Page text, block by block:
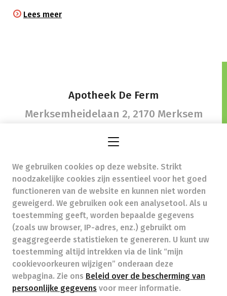
Lees meer
Apotheek De Ferm
Merksemheidelaan 2, 2170 Merksem
info@apotheekdeferm.be - Ondernemingsnummer
(BTW nr.) (BE)0433351062
Beroepstitel: Apotheker werkzaam in België
Beroepsvereniging: Algemene Pharmaceutische
Bond autorisatienummer FAGG 113505
Valt onder toezicht van de Orde der Apothekers,
02/537.42.67, Henri Jasparlaan 94 1060 Brussel
Deontologie:
Code van de farmaceutische plichtenleer
Tarieven terugbetaalde zorg
We gebruiken cookies op deze website. Strikt
noodzakelijke cookies zijn essentieel voor het goed
functioneren van de website en kunnen niet worden
geweigerd. We gebruiken ook een analysetool. Als u
toestemming geeft, worden bepaalde gegevens
(zoals uw browser, IP-adres, enz.) gebruikt om
geaggregeerde statistieken te genereren. U kunt uw
toestemming altijd intrekken via de link “mijn
cookievoorkeuren wijzigen” onderaan deze
webpagina. Zie ons Beleid over de bescherming van
persoonlijke gegevens voor meer informatie.